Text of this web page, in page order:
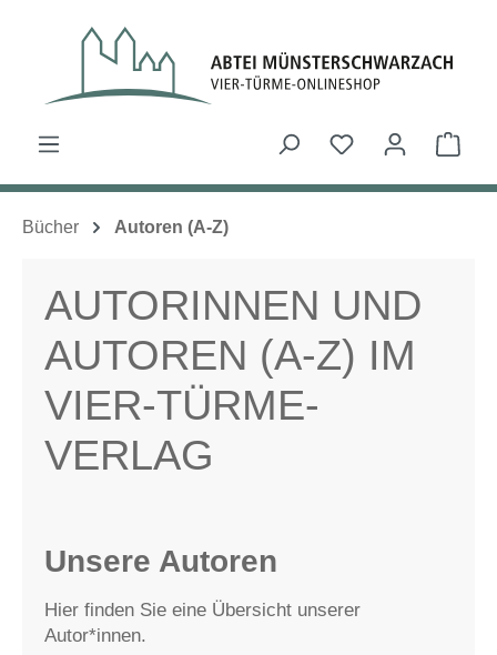
Zum Hauptinhalt springen
Du hast 0
Bücher Autoren (A-Z)
AUTORINNEN UND
AUTOREN (A-Z) IM
VIER-TÜRME-
VERLAG
Unsere Autoren
Hier finden Sie eine Übersicht unserer
Autor*innen.